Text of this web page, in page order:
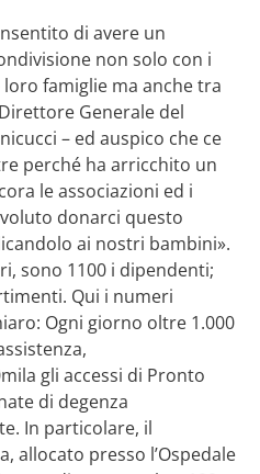
di avere un
non solo con i
famiglie ma anche tra
Generale del
– ed auspico che ce
perché ha arricchito un
le associazioni ed i
donarci questo
ai nostri bambini».
sono 1100 i dipendenti;
Qui i numeri
Ogni giorno oltre 1.000
gli accessi di Pronto
di degenza
In particolare, il
allocato presso l’Ospedale